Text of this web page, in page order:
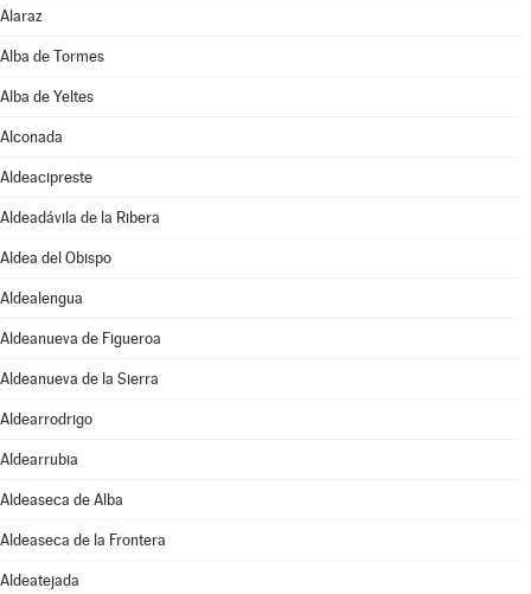
Alaraz
Alba de Tormes
Alba de Yeltes
Alconada
Aldeacipreste
Aldeadávila de la Ribera
Aldea del Obispo
Aldealengua
Aldeanueva de Figueroa
Aldeanueva de la Sierra
Aldearrodrigo
Aldearrubia
Aldeaseca de Alba
Aldeaseca de la Frontera
Aldeatejada